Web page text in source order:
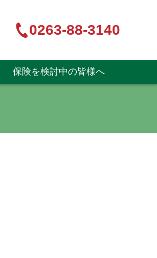
0263-88-3140
保険を検討中の皆様へ